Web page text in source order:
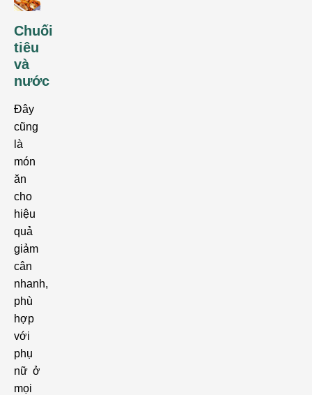
Chuối
tiêu
và
nước
Đây
cũng
là
món
ăn
cho
hiệu
quả
giảm
cân
nhanh,
phù
hợp
với
phụ
nữ ở
mọi